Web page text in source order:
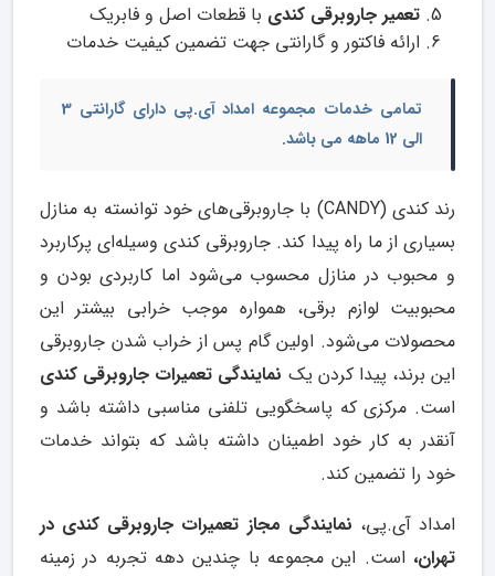
تعمیر جاروبرقی کندی با قطعات اصل و فابریک
ارائه فاکتور و گارانتی جهت تضمین کیفیت خدمات
تمامی خدمات مجموعه امداد آی.پی دارای گارانتی 3
الی 12 ماهه می باشد.
رند کندی (CANDY) با جارو‌برقی‌های خود توانسته به منازل
بسیاری از ما راه پیدا کند. جاروبرقی کندی وسیله‌ای پرکاربرد
و محبوب در منازل محسوب می‌شود اما کاربردی بودن و
محبوبیت لوازم برقی، همواره موجب خرابی بیشتر این
محصولات می‌شود. اولین گام پس از خراب شدن جارو‌برقی
این برند، پیدا کردن یک نمایندگی تعمیرات جاروبرقی کندی
است. مرکزی که پاسخگویی تلفنی مناسبی داشته باشد و
آنقدر به کار خود اطمینان داشته باشد که بتواند خدمات
خود را تضمین کند.
امداد آی.پی، نمایندگی مجاز تعمیرات جارو‌برقی کندی در
تهران، است. این مجموعه با چندین دهه تجربه در زمینه